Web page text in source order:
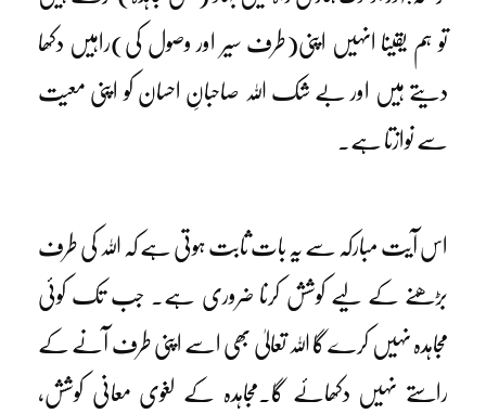
تو ہم یقینا انہیں اپنی(طرف سیر اور وصول کی)راہیں دکھا
دیتے ہیں اور بے شک اللہ صاحبانِ احسان کو اپنی معیت
سے نوازتا ہے۔
اس آیت مبارکہ سے یہ بات ثابت ہوتی ہے کہ اللہ کی طرف
بڑھنے کے لیے کوشش کرنا ضروری ہے۔ جب تک کوئی
مجاہدہ نہیں کرے گا اللہ تعالیٰ بھی اسے اپنی طرف آنے کے
راستے نہیں دکھائے گا۔مجاہدہ کے لغوی معانی کوشش،